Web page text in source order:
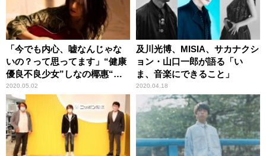
「今でも内心、嘘なんじゃな
いの？って思ってます」“健康
優良不良少女”しなの椰惠“オ
ールナイトニッポン”初登場！
2020.05.02
及川光博、MISIA、サカナクシ
ョン・山口一郎が語る「い
ま、音楽にできること」
2020.04.18